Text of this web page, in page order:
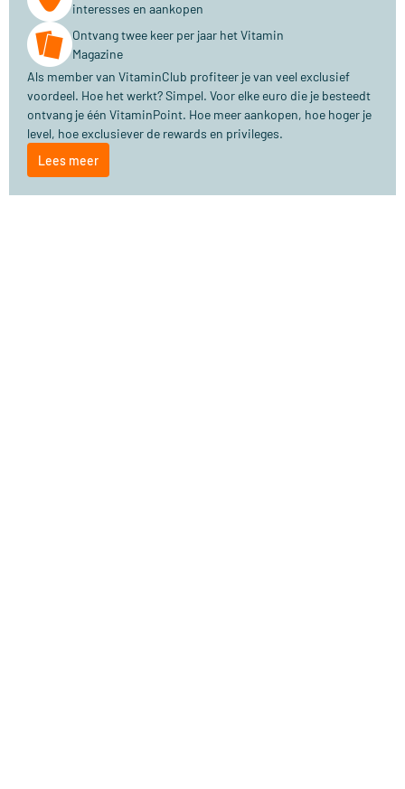
interesses en aankopen
Ontvang twee keer per jaar het Vitamin
Magazine
Als member van VitaminClub profiteer je van veel exclusief
voordeel. Hoe het werkt? Simpel. Voor elke euro die je besteedt
ontvang je één VitaminPoint. Hoe meer aankopen, hoe hoger je
level, hoe exclusiever de rewards en privileges.
Lees meer